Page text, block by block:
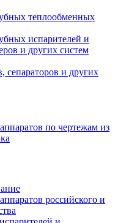
теплообменных
испарителей и
и других систем
сепараторов и других
по чертежам из
российского и